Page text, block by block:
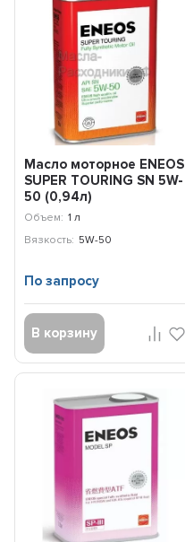
Масло моторное ENEOS
SUPER TOURING SN 5W-
50 (0,94л)
8809478941714
Объем: 1 л
Вязкость: 5W-50
По запросу
В корзину